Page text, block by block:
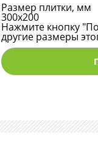
Размер плитки, мм
300х200
Нажмите кнопку
другие размеры